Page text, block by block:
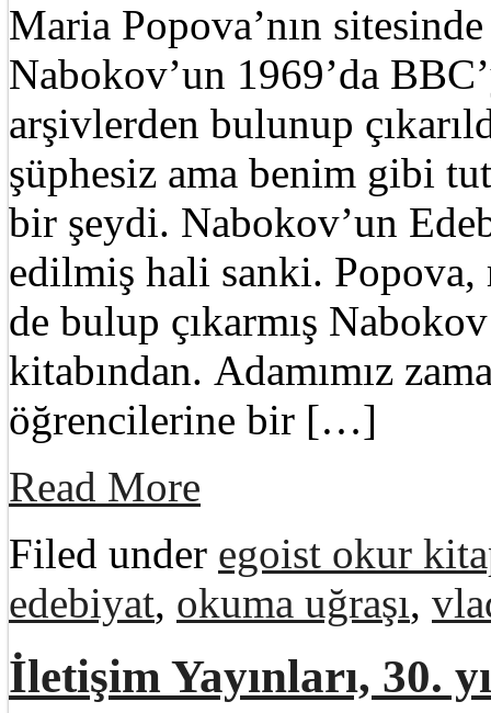
Maria Popova’nın
Nabokov’un 1969’da
arşivlerden bulunup
şüphesiz ama benim gibi
bir şeydi. Nabokov’un
edilmiş hali sanki. Popova,
de bulup çıkarmış
kitabından. Adamımız
öğrencilerine bir […]
Read More
Filed under egoist okur
edebiyat, okuma uğraşı,
İletişim Yayınları, 30.